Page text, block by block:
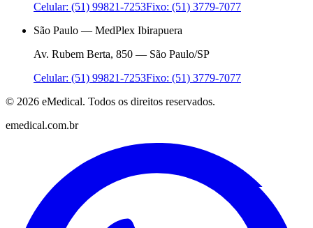
Celular: (51) 99821-7253Fixo: (51) 3779-7077
São Paulo — MedPlex Ibirapuera
Av. Rubem Berta, 850 — São Paulo/SP
Celular: (51) 99821-7253Fixo: (51) 3779-7077
© 2026 eMedical. Todos os direitos reservados.
emedical.com.br